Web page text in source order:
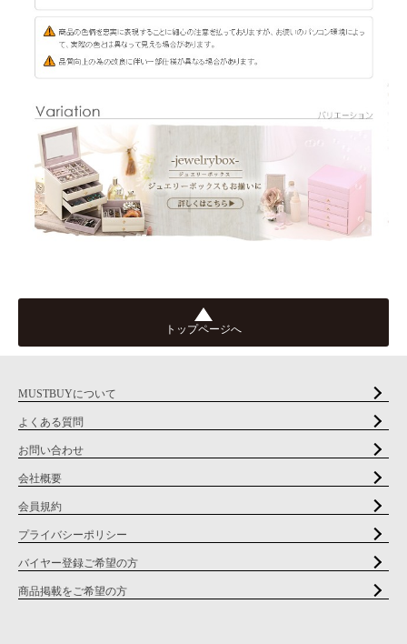
トップページへ
MUSTBUYについて
よくある質問
お問い合わせ
会社概要
会員規約
プライバシーポリシー
バイヤー登録ご希望の方
商品掲載をご希望の方